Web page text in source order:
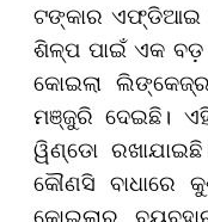
ଟଙ୍କାର ଏଫ୍‌ଡିଆଇ
ଶିଳ୍ପ ପାଇଁ ଏକ
କୋଇଲା
ମଞ୍ଜୁରି ଦେଇଛି।
ୱିଣ୍ଡୋ
କୌଣସି ବାଧାରେ